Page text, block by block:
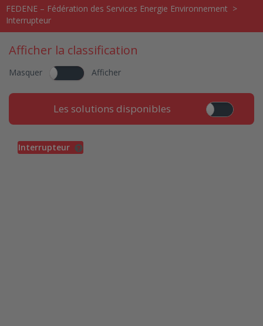
FEDENE – Fédération des Services Energie Environnement >
Interrupteur
Afficher la classification
Masquer Afficher
Les solutions disponibles
Interrupteur